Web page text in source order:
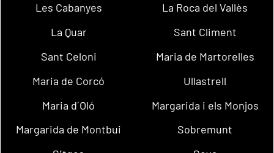
Les Cabanyes
La Roca del Vallès
La Quar
Sant Climent
Sant Celoni
Maria de Martorelles
Maria de Corcó
Ullastrell
Maria d´Oló
Margarida i els Monjos
Margarida de Montbui
Sobremunt